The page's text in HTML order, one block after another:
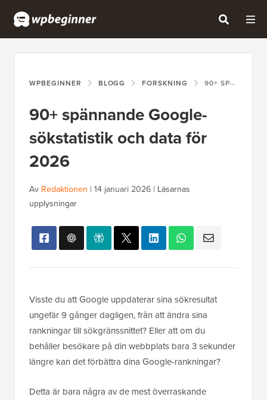
WPBEGINNER BLOGG FORSKNING 90+ SPÄNNANDE GOOGLE-SÖKSTATISTIK OCH DATA FÖR 2026
90+ spännande Google-
sökstatistik och data för
2026
Av Redaktionen | 14 januari 2026 | Läsarnas
upplysningar
Visste du att Google uppdaterar sina sökresultat
ungefär 9 gånger dagligen, från att ändra sina
rankningar till sökgränssnittet? Eller att om du
behåller besökare på din webbplats bara 3 sekunder
längre kan det förbättra dina Google-rankningar?
Detta är bara några av de mest överraskande